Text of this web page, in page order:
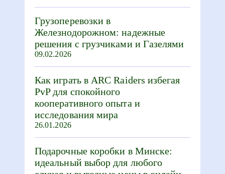
Грузоперевозки в
Железнодорожном: надежные
решения с грузчиками и Газелями
09.02.2026
Как играть в ARC Raiders избегая
PvP для спокойного
кооперативного опыта и
исследования мира
26.01.2026
Подарочные коробки в Минске:
идеальный выбор для любого